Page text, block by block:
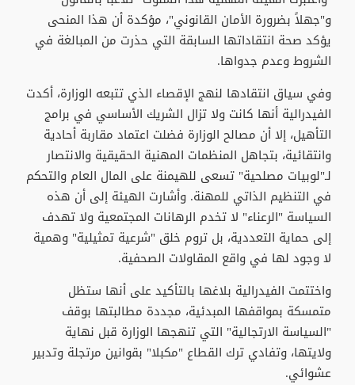
و"جهلاً بضرورة الأمان القانوني"، مؤكدة أن هذا المنحى
يؤكد صحة انتقاداتها السابقة التي حذرت من المبالغة في
الشروط وعدم جدواها.
وفي سياق انتقادها لنهج الإقصاء الذي تتبعه الوزارة، أكدت
الفيدرالية أنها كانت ولا تزال الشريك الأساسي في برامج
التأهيل، إلا أن مصالح الوزارة فضلت اعتماد مقاربة أحادية
وانتقائية، بتجاهل المنظمات المهنية الحقيقية والانتصار
لـ"لوبيات مصلحية" تسعى للهيمنة على المال العام والتحكم
في التنظيم الذاتي للمهنة. وأشارت الهيئة إلى أن هذه
السياسة "الرعناء" لا تخدم الرهانات المجتمعية ولا تهدف
إلى حماية التعددية، بل تروم خلق "شرعية تمثيلية" وهمية
لا وجود لها في واقع المقاولات الصحفية.
واختتمت الفيدرالية بلاغها بالتأكيد على أنها ستظل
متمسكة بمواقفها المبدئية، مجددة مطالبتها بوقف
"السياسة الارتجالية" التي تنهجها الوزارة قبل نهاية
ولايتها، وتفادي ترك القطاع "مكبلا" بقوانين مرتجلة وتدبير
عشوائي.